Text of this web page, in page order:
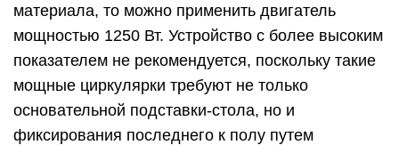
материала, то можно применить двигатель
мощностью 1250 Вт. Устройство с более высоким
показателем не рекомендуется, поскольку такие
мощные циркулярки требуют не только
основательной подставки-стола, но и
фиксирования последнего к полу путем